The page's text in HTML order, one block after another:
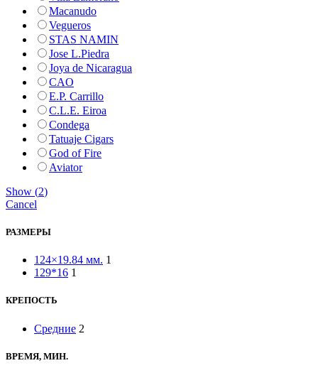
Macanudo
Vegueros
STAS NAMIN
Jose L.Piedra
Joya de Nicaragua
CAO
E.P. Carrillo
C.L.E. Eiroa
Condega
Tatuaje Cigars
God of Fire
Aviator
Show (2)
Cancel
РАЗМЕРЫ
124×19.84 мм. 1
129*16 1
КРЕПОСТЬ
Средние 2
ВРЕМЯ, МИН.